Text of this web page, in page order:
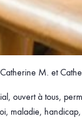
M. et
ouvert à tous,
maladie,